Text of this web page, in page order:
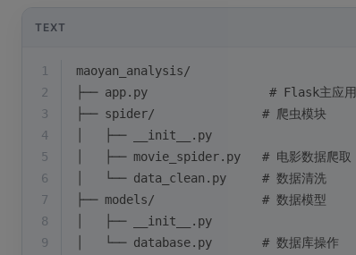
TEXT
1
maoyan_analysis/
2
├── app.py                 # Flask主应用
3
├── spider/               # 爬虫模块
4
│   ├── __init__.py
5
│   ├── movie_spider.py   # 电影数据爬取
6
│   └── data_clean.py     # 数据清洗
7
├── models/               # 数据模型
8
│   ├── __init__.py
9
│   └── database.py       # 数据库操作